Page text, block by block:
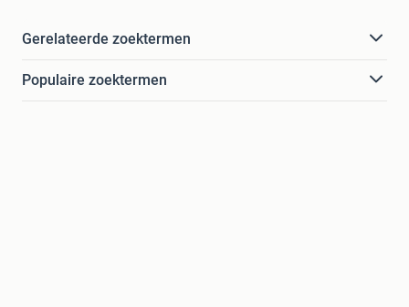
Gerelateerde zoektermen
Populaire zoektermen